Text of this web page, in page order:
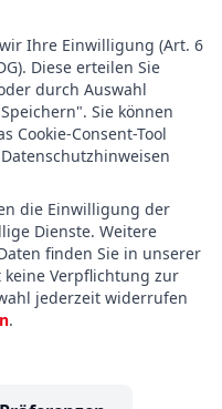
Ihre Einwilligung (Art. 6
Diese erteilen Sie
durch Auswahl
Sie können
Cookie-Consent-Tool
die Einwilligung der
Dienste. Weitere
finden Sie in unserer
keine Verpflichtung zur
jederzeit widerrufen
.